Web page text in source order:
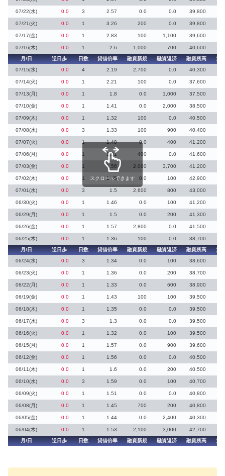
07/22(水) 0.0 3 2.57 0.0 0.0 39,800
07/21(火) 0.0 1 3.26 200 0.0 39,800
07/17(金) 0.0 1 2.83 100 1,100 39,600
07/16(木) 0.0 1 2.6 1,000 700
40,600
月/日
逆日歩 日数 貸借倍率 融資新規 融資返済 融資残高
貸
07/15(水)
0.0 4 2.19 2,700 0.0 40,300
07/14(火) 0.0 1 2.21 100 0.0 37,600
07/13(月) 0.0 1 1.8 0.0 1,000 37,500
07/10(金) 0.0 1 1.41 0.0 2,000 38,500
07/09(木) 0.0 1 1.32 100 0.0 40,500
07/08(水) 0.0 3 1.33 100 900 40,400
07/07(火) 0.0 1 1.48 0.0 400 41,200
07/06(月) 0.0 1 1.51 400 0.0 41,600
07/03(金) 0.0 1 1.56 2,000 3,700 41,200
07/02(木) 0.0 1 1.65 0.0 100 42,900
07/01(水) 0.0 3 1.5 2,600 800 43,000
06/30(火) 0.0 1 1.46 0.0 100 41,200
06/29(月) 0.0 1 1.5 0.0 200 41,300
06/26(金) 0.0 1 1.57 2,800 0.0 41,500
06/25(木) 0.0 1 1.36 100 0.0
38,700
月/日
逆日歩 日数 貸借倍率 融資新規 融資返済 融資残高
貸
06/24(水)
0.0 3 1.34 0.0 100 38,600
06/23(火) 0.0 1 1.36 0.0 200 38,700
06/22(月) 0.0 1 1.33 0.0 600 38,900
06/19(金) 0.0 1 1.43 100 100 39,500
06/18(木) 0.0 1 1.35 0.0 0.0 39,500
06/17(水) 0.0 3 1.3 0.0 0.0 39,500
06/16(火) 0.0 1 1.32 0.0 100 39,500
06/15(月) 0.0 1 1.57 0.0 900 39,600
06/12(金) 0.0 1 1.56 0.0 0.0 40,500
06/11(木) 0.0 1 1.6 0.0 200 40,500
06/10(水) 0.0 3 1.59 0.0 100 40,700
06/09(火) 0.0 1 1.51 0.0 0.0 40,800
06/08(月) 0.0 1 1.45 700 200 40,800
06/05(金) 0.0 1 1.44 0.0 2,400 40,300
06/04(木) 0.0 1 1.53 2,100 3,000
42,700
月/日
逆日歩 日数 貸借倍率 融資新規 融資返済 融資残高 貸
スクロールできます